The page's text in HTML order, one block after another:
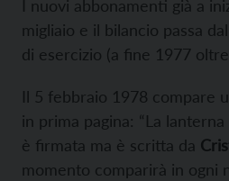
I nuovi abbonamenti già a
migliaio e il bilancio passa
di esercizio (a fine 1977
Il 5 febbraio 1978 compare
in prima pagina: “La
è firmata ma è scritta da
momento comparirà in ogni